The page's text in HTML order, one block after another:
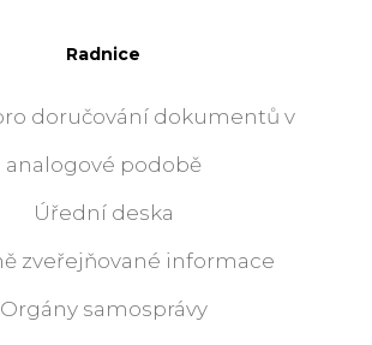
Radnice
doručování dokumentů v
analogové podobě
Úřední deska
zveřejňované informace
Orgány samosprávy